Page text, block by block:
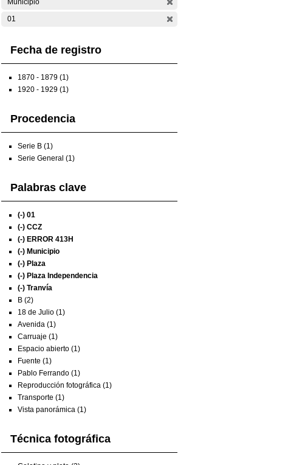
Municipio
01
Fecha de registro
1870 - 1879 (1)
1920 - 1929 (1)
Procedencia
Serie B (1)
Serie General (1)
Palabras clave
(-) 01
(-) CCZ
(-) ERROR 413H
(-) Municipio
(-) Plaza
(-) Plaza Independencia
(-) Tranvía
B (2)
18 de Julio (1)
Avenida (1)
Carruaje (1)
Espacio abierto (1)
Fuente (1)
Pablo Ferrando (1)
Reproducción fotográfica (1)
Transporte (1)
Vista panorámica (1)
Técnica fotográfica